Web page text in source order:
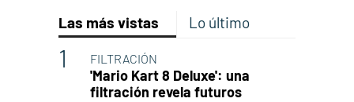
Las más vistas Lo último
FILTRACIÓN
'Mario Kart 8 Deluxe': una
filtración revela futuros